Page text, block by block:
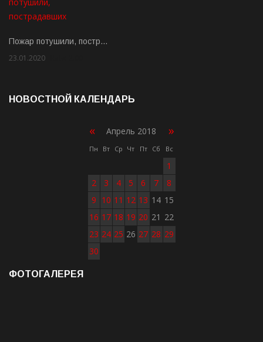
Пожар потушили, постр…
23.01.2020
НОВОСТНОЙ КАЛЕНДАРЬ
« Апрель 2018 »
Пн Вт Ср Чт Пт Сб Вс
1
2
3 4 5 6 7
8
9 10 11 12 13 14 15
16 17 18 19 20 21 22
23 24 25 26 27 28 29
30
ФОТОГАЛЕРЕЯ